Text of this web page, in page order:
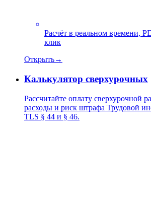
Расчёт в реальном времени,
клик
Открыть→
Калькулятор сверхурочных
Рассчитайте оплату сверхурочной
расходы и риск штрафа Трудовой
TLS § 44 и § 46.